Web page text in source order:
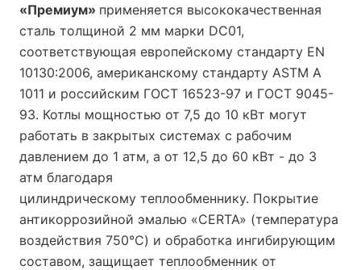
«Премиум» применяется высококачественная
сталь толщиной 2 мм марки DC01,
соответствующая европейскому стандарту EN
10130:2006, американскому стандарту ASTM A
1011 и российским ГОСТ 16523-97 и ГОСТ 9045-
93. Котлы мощностью от 7,5 до 10 кВт могут
работать в закрытых системах с рабочим
давлением до 1 атм, а от 12,5 до 60 кВт - до 3
атм благодаря
цилиндрическому теплообменнику. Покрытие
антикоррозийной эмалью «CERTA» (температура
воздействия 750°С) и обработка ингибирующим
составом, защищает теплообменник от